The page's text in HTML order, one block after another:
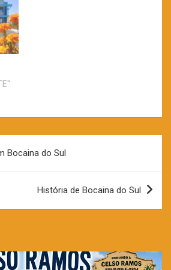
Bocaina do Sul
História de Bocaina do Sul